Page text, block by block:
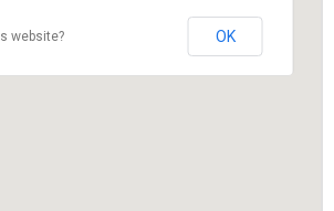
website? OK